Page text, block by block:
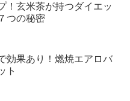
！玄米茶が持つダイエッ
つの秘密
効果あり！燃焼エアロバ
ト